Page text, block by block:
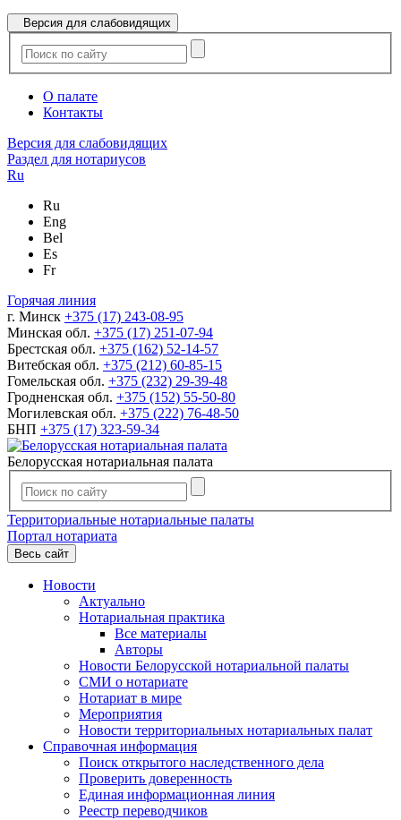
Версия для слабовидящих
О палате
Контакты
Версия для слабовидящих
Раздел для нотариусов
Ru
Ru
Eng
Bel
Es
Fr
Горячая линия
г. Минск +375 (17) 243-08-95
Минская обл. +375 (17) 251-07-94
Брестская обл. +375 (162) 52-14-57
Витебская обл. +375 (212) 60-85-15
Гомельская обл. +375 (232) 29-39-48
Гродненская обл. +375 (152) 55-50-80
Могилевская обл. +375 (222) 76-48-50
БНП +375 (17) 323-59-34
Белорусская нотариальная палата
Территориальные нотариальные палаты
Портал нотариата
Весь сайт
Новости
Актуально
Нотариальная практика
Все материалы
Авторы
Новости Белорусской нотариальной палаты
СМИ о нотариате
Нотариат в мире
Мероприятия
Новости территориальных нотариальных палат
Справочная информация
Поиск открытого наследственного дела
Проверить доверенность
Единая информационная линия
Реестр переводчиков